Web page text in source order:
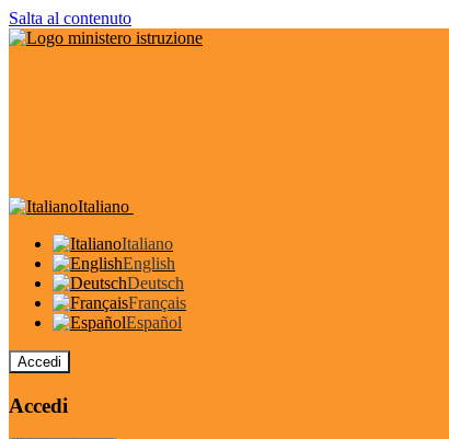
Salta al contenuto
Italiano
Italiano
English
Deutsch
Français
Español
Accedi
Accedi